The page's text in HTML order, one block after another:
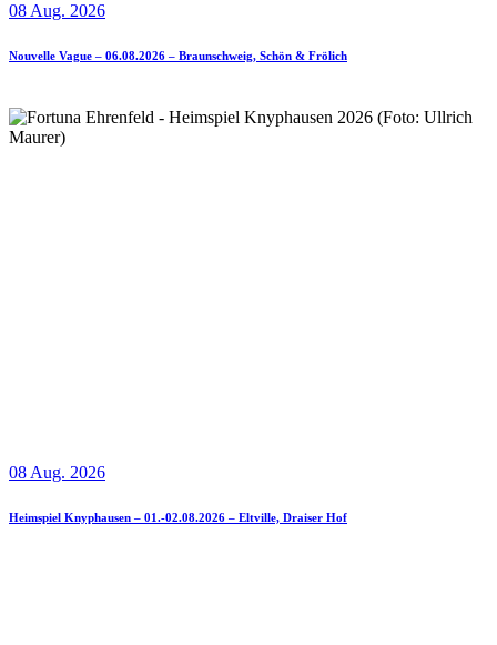
08 Aug. 2026
Nouvelle Vague – 06.08.2026 – Braunschweig, Schön & Frölich
08 Aug. 2026
Heimspiel Knyphausen – 01.-02.08.2026 – Eltville, Draiser Hof